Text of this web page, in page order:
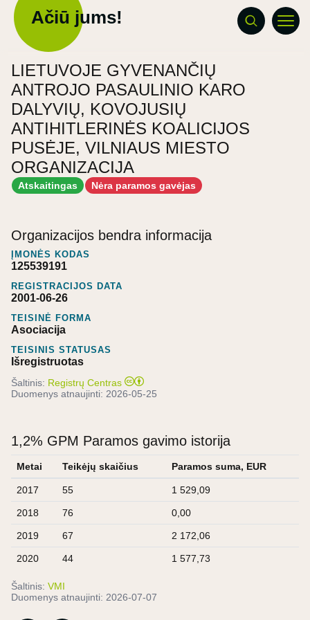
Ačiū jums!
LIETUVOJE GYVENANČIŲ
ANTROJO PASAULINIO KARO
DALYVIŲ, KOVOJUSIŲ
ANTIHITLERINĖS KOALICIJOS
PUSĖJE, VILNIAUS MIESTO
ORGANIZACIJA
Atskaitingas Nėra paramos gavėjas
Organizacijos bendra informacija
ĮMONĖS KODAS
125539191
REGISTRACIJOS DATA
2001-06-26
TEISINĖ FORMA
Asociacija
TEISINIS STATUSAS
Išregistruotas
Šaltinis: Registrų Centras
Duomenys atnaujinti: 2026-05-25
1,2% GPM Paramos gavimo istorija
Metai Teikėjų skaičius Paramos suma, EUR
2017 55 1 529,09
2018 76 0,00
2019 67 2 172,06
2020 44 1 577,73
Šaltinis: VMI
Duomenys atnaujinti: 2026-07-07